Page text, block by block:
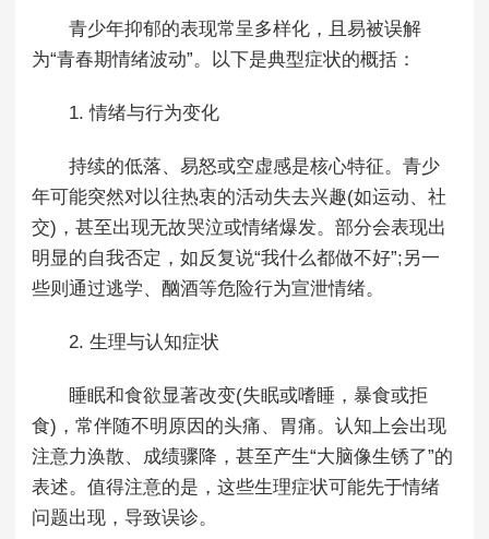
青少年抑郁的表现常呈多样化，且易被误解
为“青春期情绪波动”。以下是典型症状的概括：
1. 情绪与行为变化
持续的低落、易怒或空虚感是核心特征。青少
年可能突然对以往热衷的活动失去兴趣(如运动、社
交)，甚至出现无故哭泣或情绪爆发。部分会表现出
明显的自我否定，如反复说“我什么都做不好”;另一
些则通过逃学、酗酒等危险行为宣泄情绪。
2. 生理与认知症状
睡眠和食欲显著改变(失眠或嗜睡，暴食或拒
食)，常伴随不明原因的头痛、胃痛。认知上会出现
注意力涣散、成绩骤降，甚至产生“大脑像生锈了”的
表述。值得注意的是，这些生理症状可能先于情绪
问题出现，导致误诊。